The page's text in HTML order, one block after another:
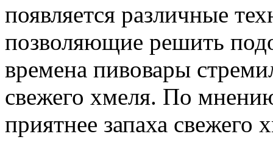
появляется различные
позволяющие решить
времена пивовары
свежего хмеля. По
приятнее запаха